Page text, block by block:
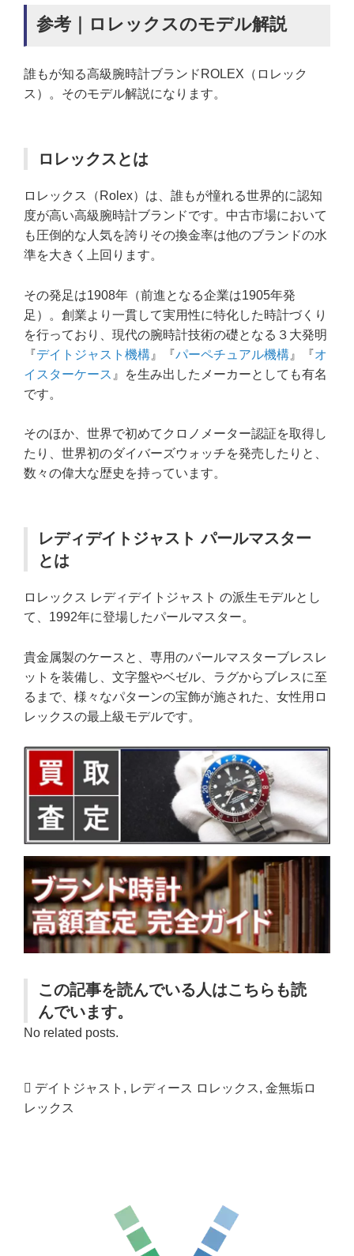
参考｜ロレックスのモデル解説
誰もが知る高級腕時計ブランドROLEX（ロレック
ス）。そのモデル解説になります。
ロレックスとは
ロレックス（Rolex）は、誰もが憧れる世界的に認知
度が高い高級腕時計ブランドです。中古市場において
も圧倒的な人気を誇りその換金率は他のブランドの水
準を大きく上回ります。
その発足は1908年（前進となる企業は1905年発
足）。創業より一貫して実用性に特化した時計づくり
を行っており、現代の腕時計技術の礎となる３大発明
『デイトジャスト機構 』『パーペチュアル機構 』『オ
イスターケース 』を生み出したメーカーとしても有名
です。
そのほか、世界で初めてクロノメーター認証を取得し
たり、世界初のダイバーズウォッチを発売したりと、
数々の偉大な歴史を持っています。
レディデイトジャスト パールマスター
とは
ロレックス レディデイトジャスト の派生モデルとし
て、1992年に登場したパールマスター。
貴金属製のケースと、専用のパールマスターブレスレ
ットを装備し、文字盤やベゼル、ラグからブレスに至
るまで、様々なパターンの宝飾が施された、女性用ロ
レックスの最上級モデルです。
この記事を読んでいる人はこちらも読
んでいます。
No related posts.
デイトジャスト , レディース ロレックス, 金無垢ロ
レックス